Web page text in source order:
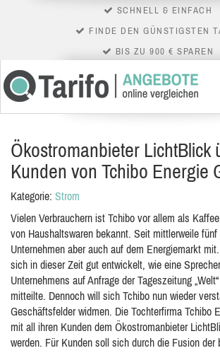
SCHNELL & EINFACH
FINDE DEN GÜNSTIGSTEN
BIS ZU 900 € SPAREN
Ökostromanbieter LichtBlick
Kunden von Tchibo Energie
Kategorie: Strom
Vielen Verbrauchern ist Tchibo vor allem als
von Haushaltswaren bekannt. Seit mittlerweile
Unternehmen aber auch auf dem Energiemarkt
sich in dieser Zeit gut entwickelt, wie eine
Unternehmens auf Anfrage der Tageszeitung
mitteilte. Dennoch will sich Tchibo nun wieder
Geschäftsfelder widmen. Die Tochterfirma Tchibo
mit all ihren Kunden dem Ökostromanbieter
werden. Für Kunden soll sich durch die Fusion der